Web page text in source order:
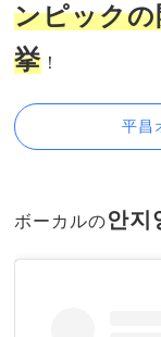
ンピック
挙 ！
平昌
ボーカルの안지